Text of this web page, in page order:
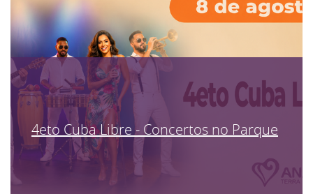
4eto Cuba Libre - Concertos no Parque